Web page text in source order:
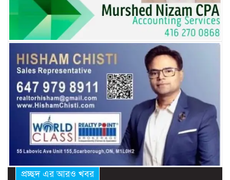
প্রচ্ছদ এর আরও খবর